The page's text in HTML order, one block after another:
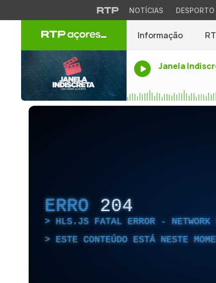
NOTÍCIAS DESPORTO
Informação
Janela
ERRO 204
HLS.JS FATAL ERROR - NETWORK
ESTE CONTEÚDO ESTÁ NESTE